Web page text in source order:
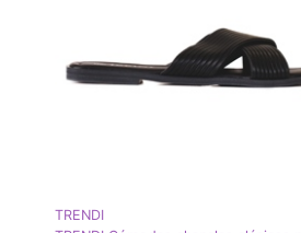
TRENDI